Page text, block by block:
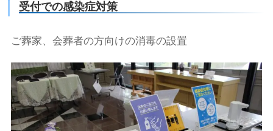
受付での感染症対策
ご葬家、会葬者の方向けの消毒の設置